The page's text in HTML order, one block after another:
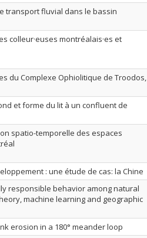
transport fluvial dans le bassin
colleur·euses montréalais·es et
du Complexe Ophiolitique de Troodos,
et forme du lit à un confluent de
spatio-temporelle des espaces
: une étude de cas: la Chine
responsible behavior among natural
machine learning and geographic
erosion in a 180° meander loop